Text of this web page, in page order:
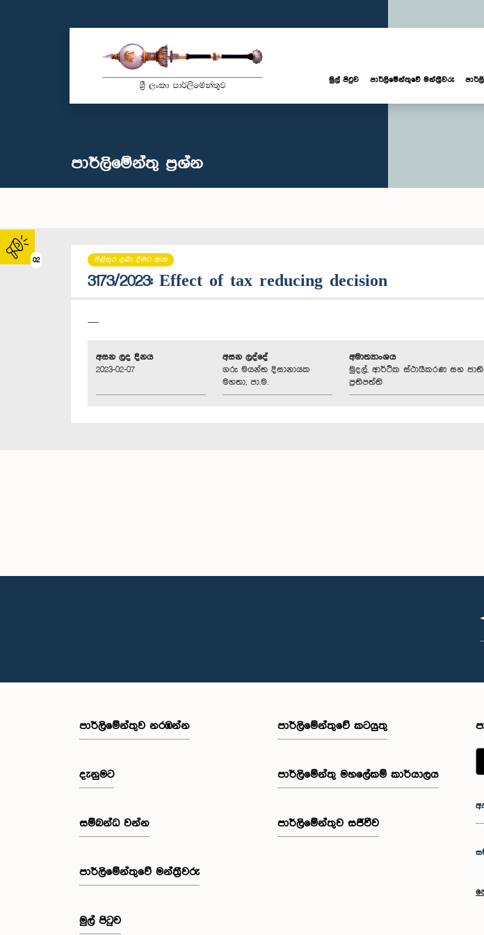
02
මුල් පිටුව පාර්ලි‌මේන්තුවේ මන්ත්‍රීවරු
පාර්ලි‌මේන්තු‌ ප්‍රශ්න
පිළිතුර ලබා දීමට ඇත
3173/2023: Effect of tax reducing decision
----
අසන ලද දිනය
2023-02-07
අසන ලද්දේ
ගරු මයන්ත දිසානායක
මහතා, පා.ම.
අමාත්‍යාංශය
මුදල්, ආර්ථික ස්ථායීකරණ සහ
ප්‍රතිපත්ති
පාර්ලි‌මේන්තුව නරඹන්න
දැනුමට
සම්බන්ධ වන්න
පාර්ලි‌මේන්තුවේ මන්ත්‍රීවරු
මුල් පිටුව
පාර්ලිමේන්තුවේ කටයුතු
පාර්ලිමේන්තු මහලේකම් කාර්යාලය
පාර්ලිමේන්තුව සජීවීව